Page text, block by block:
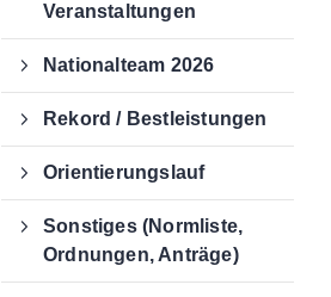
Veranstaltungen
Nationalteam 2026
Rekord / Bestleistungen
Orientierungslauf
Sonstiges (Normliste,
Ordnungen, Anträge)
Kontaktdaten
Deutscher Gehörlosen-
e. V.